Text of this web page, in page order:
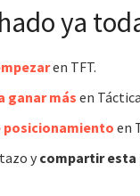
ya
en TFT.
ganar más en
posicionamientoen
ycompartir esta